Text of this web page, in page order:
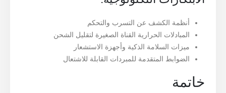
أنظمة الكشف عن التسرب والتحكم
المبادلات الحرارية القناة الصغيرة لتقليل الشحن
ميزات السلامة الذكية وأجهزة الاستشعار
الضوابط المتقدمة للمبردات القابلة للاشتعال
خاتمة